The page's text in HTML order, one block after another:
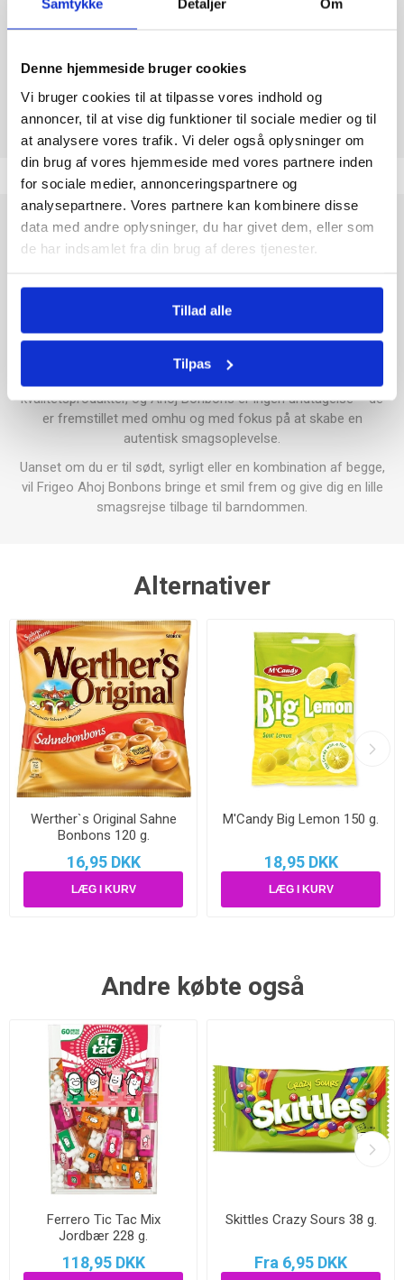
Samtykke Detaljer Om
Denne hjemmeside bruger cookies
Vi bruger cookies til at tilpasse vores indhold og
annoncer, til at vise dig funktioner til sociale medier og til
at analysere vores trafik. Vi deler også oplysninger om
din brug af vores hjemmeside med vores partnere inden
for sociale medier, annonceringspartnere og
analysepartnere. Vores partnere kan kombinere disse
data med andre oplysninger, du har givet dem, eller som
de har indsamlet fra din brug af deres tjenester.
Tillad alle
Tilpas
SVIN
Frigeo Ahoj Bonbons er en klassisk slikfavorit fra det
velkendte tyske mærke Frigeo, som er kendt for sine friske og
frugtsmag med et let syrligt twist, der giver en unik og
forfriskende smagsoplevelse.
Hver pose indeholder 150 g farverige bolsjer, der er perfekte til
at dele med familie og venner eller nyde alene som en lille
kvalitetsprodukter, og Ahoj Bonbons er ingen undtagelse – de
er fremstillet med omhu og med fokus på at skabe en
autentisk smagsoplevelse.
Uanset om du er til sødt, syrligt eller en kombination af begge,
vil Frigeo Ahoj Bonbons bringe et smil frem og give dig en lille
smagsrejse tilbage til barndommen.
Alternativer
Werther`s Original Sahne
Bonbons 120 g.
16,95 DKK
M'Candy Big Lemon 150 g.
18,95 DKK
Andre købte også
Ferrero Tic Tac Mix
Jordbær 228 g.
118,95 DKK
Skittles Crazy Sours 38 g.
Fra 6,95 DKK